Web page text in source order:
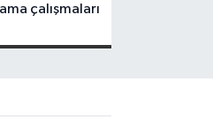
çalışmaları